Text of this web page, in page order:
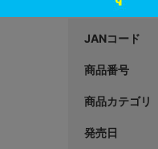
JANコード
商品番号
商品カテゴリ
発売日